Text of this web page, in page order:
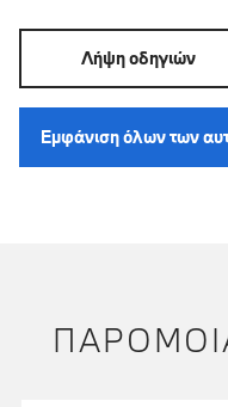
Λήψη οδηγιών
Εμφάνιση όλων των